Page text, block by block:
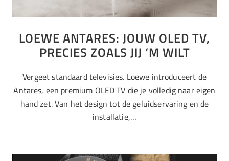
LOEWE ANTARES: JOUW OLED TV,
PRECIES ZOALS JIJ ‘M WILT
Vergeet standaard televisies. Loewe introduceert de
Antares, een premium OLED TV die je volledig naar eigen
hand zet. Van het design tot de geluidservaring en de
installatie,…